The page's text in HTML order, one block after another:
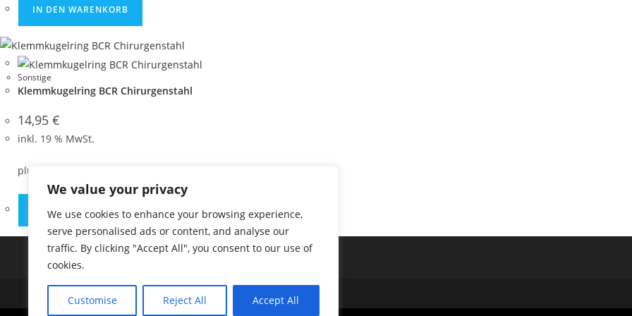
We value your privacy
We use cookies to enhance your browsing experience,
serve personalised ads or content, and analyse our
traffic. By clicking "Accept All", you consent to our use of
cookies.
Customise Reject All Accept All
IN DEN WARENKORB
Sonstige
Klemmkugelring BCR Chirurgenstahl
14,95 €
inkl. 19 % MwSt.
plus
IN DEN WARENKORB